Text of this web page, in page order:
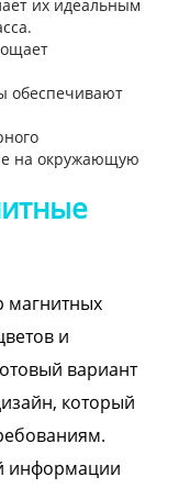
их идеальным
обеспечивают
на окружающую
и
вариант
который
информации